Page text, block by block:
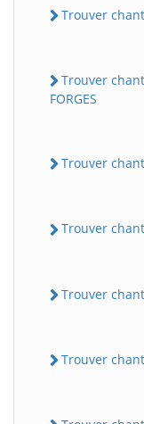
Trouver
Trouver
FORGES
Trouver
Trouver
Trouver
Trouver